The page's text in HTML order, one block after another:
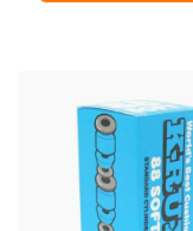
8.8inch
8.9inch
8.9inch
9.0inch以上
75mm
110mm
29.5cm